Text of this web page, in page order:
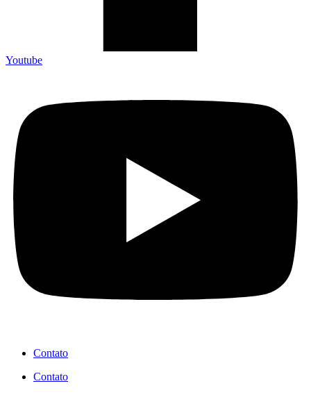
Youtube
Contato
Contato